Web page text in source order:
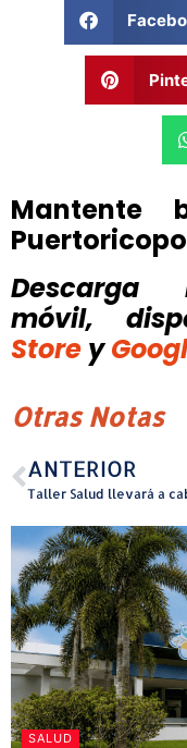
Mantente
Descarga
móvil,
Store y
Otras Notas
ANTERIOR
SALUD